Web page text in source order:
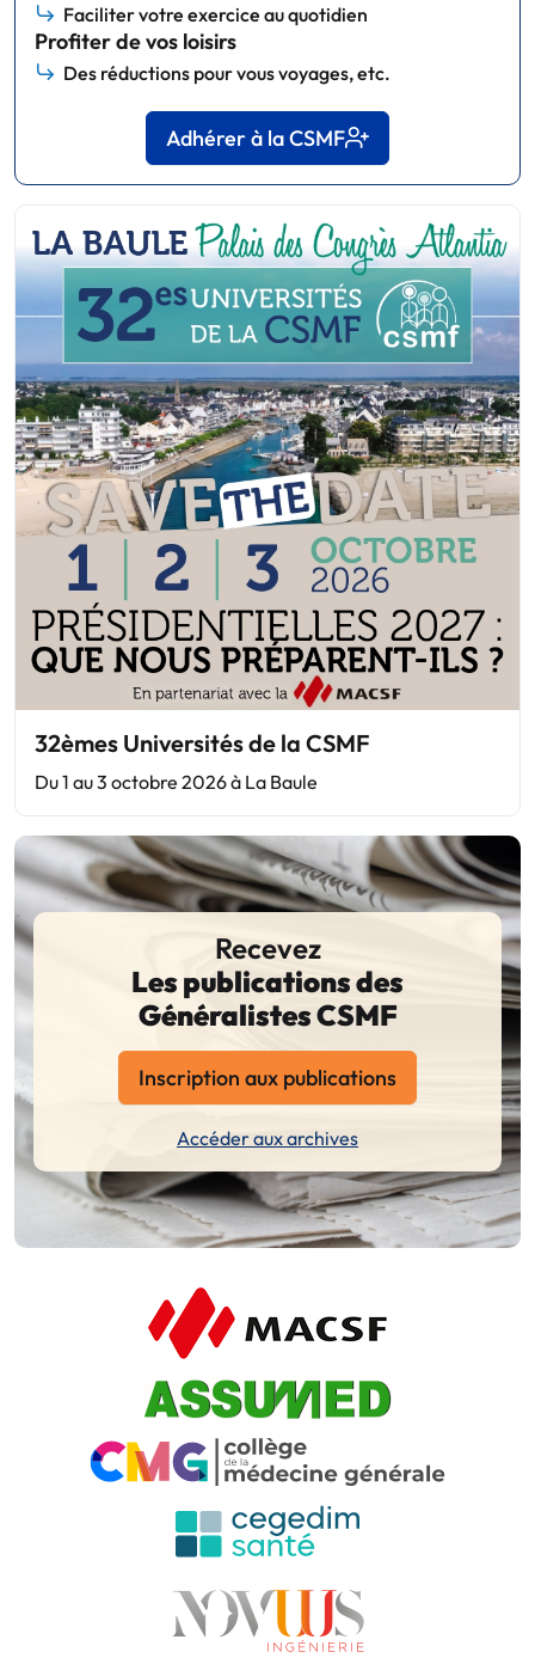
Faciliter votre exercice au quotidien
Profiter de vos loisirs
Des réductions pour vous voyages, etc.
Adhérer à la CSMF
32èmes Universités de la CSMF
Du 1 au 3 octobre 2026 à La Baule
Recevez
Les publications des
Généralistes CSMF
Inscription aux publications
Accéder aux archives